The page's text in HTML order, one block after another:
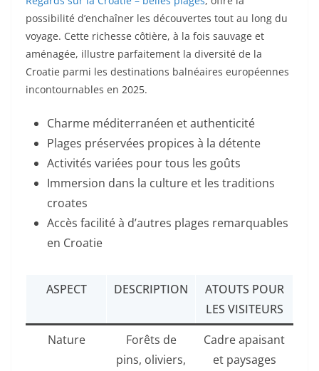
possibilité d’enchaîner les découvertes tout au long du
voyage. Cette richesse côtière, à la fois sauvage et
aménagée, illustre parfaitement la diversité de la
Croatie parmi les destinations balnéaires européennes
incontournables en 2025.
Charme méditerranéen et authenticité
Plages préservées propices à la détente
Activités variées pour tous les goûts
Immersion dans la culture et les traditions
croates
Accès facilité à d’autres plages remarquables
en Croatie
ASPECT DESCRIPTION
ATOUTS POUR
LES VISITEURS
Nature
Forêts de
pins, oliviers,
Cadre apaisant
et paysages